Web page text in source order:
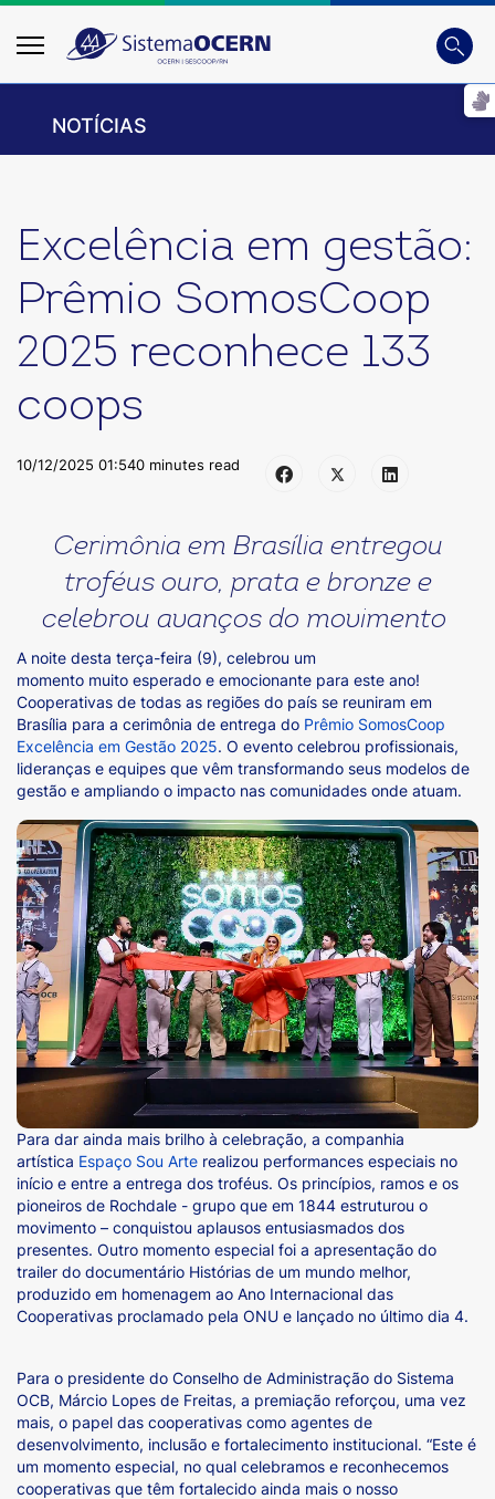
Busca
NOTÍCIAS
Excelência em gestão:
Prêmio SomosCoop
2025 reconhece 133
coops
10/12/2025 01:540 minutes read
Cerimônia em Brasília entregou
troféus ouro, prata e bronze e
celebrou avanços do movimento
A noite desta terça-feira (9), celebrou um
momento muito esperado e emocionante para este ano!
Cooperativas de todas as regiões do país se reuniram em
Brasília para a cerimônia de entrega do Prêmio SomosCoop
Excelência em Gestão 2025. O evento celebrou profissionais,
lideranças e equipes que vêm transformando seus modelos de
gestão e ampliando o impacto nas comunidades onde atuam.
Para dar ainda mais brilho à celebração, a companhia
artística Espaço Sou Arte realizou performances especiais no
início e entre a entrega dos troféus. Os princípios, ramos e os
pioneiros de Rochdale - grupo que em 1844 estruturou o
movimento – conquistou aplausos entusiasmados dos
presentes. Outro momento especial foi a apresentação do
trailer do documentário Histórias de um mundo melhor,
produzido em homenagem ao Ano Internacional das
Cooperativas proclamado pela ONU e lançado no último dia 4.
Para o presidente do Conselho de Administração do Sistema
OCB, Márcio Lopes de Freitas, a premiação reforçou, uma vez
mais, o papel das cooperativas como agentes de
desenvolvimento, inclusão e fortalecimento institucional. “Este é
um momento especial, no qual celebramos e reconhecemos
cooperativas que têm fortalecido ainda mais o nosso